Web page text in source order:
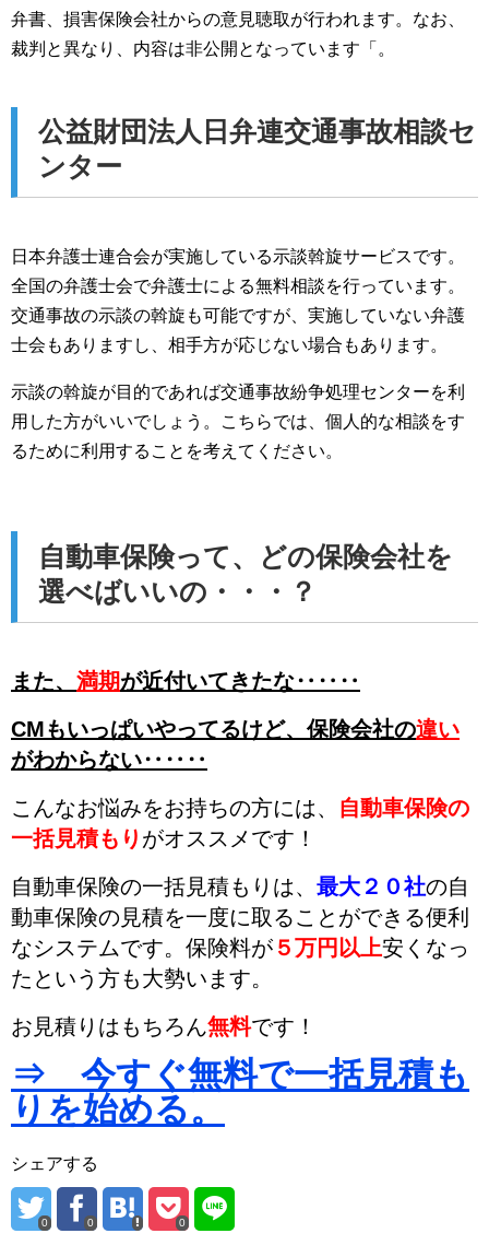
弁書、損害保険会社からの意見聴取が行われます。なお、
裁判と異なり、内容は非公開となっています「。
公益財団法人日弁連交通事故相談セ
ンター
日本弁護士連合会が実施している示談斡旋サービスです。
全国の弁護士会で弁護士による無料相談を行っています。
交通事故の示談の斡旋も可能ですが、実施していない弁護
士会もありますし、相手方が応じない場合もあります。
示談の斡旋が目的であれば交通事故紛争処理センターを利
用した方がいいでしょう。こちらでは、個人的な相談をす
るために利用することを考えてください。
自動車保険って、どの保険会社を
選べばいいの・・・？
また、 満期が近付いてきたな‥‥‥
CMもいっぱいやってるけど、保険会社の違い
がわからない‥‥‥
こんなお悩みをお持ちの方には、 自動車保険の
一括見積もり がオススメです！
自動車保険の一括見積もりは、 最大２０社の自
動車保険の見積を一度に取ることができる便利
なシステムです。 保険料が ５万円以上安くなっ
た という方も大勢います。
お見積りはもちろん無料です！
⇒ 今すぐ無料で一括見積も
りを始める。
シェアする
0 0 0